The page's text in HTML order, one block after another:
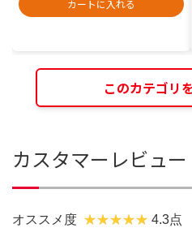
カートに入れる
このカテゴリ
カスタマーレビュー
オススメ度 4.3点